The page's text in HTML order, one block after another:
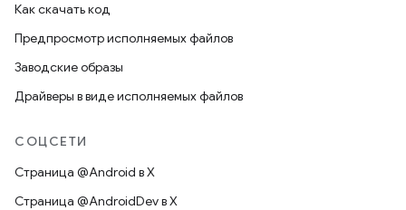
Как скачать код
Предпросмотр исполняемых файлов
Заводские образы
Драйверы в виде исполняемых файлов
СОЦСЕТИ
Страница @Android в X
Страница @AndroidDev в X